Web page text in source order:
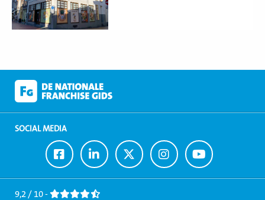
SOCIAL MEDIA
Ga
naar
Facebook
Ga
naar
LinkedIn
Ga
naar
Twitter
Ga
naar
Instagram
Ga
naar
Youtube
9,2 / 10 -